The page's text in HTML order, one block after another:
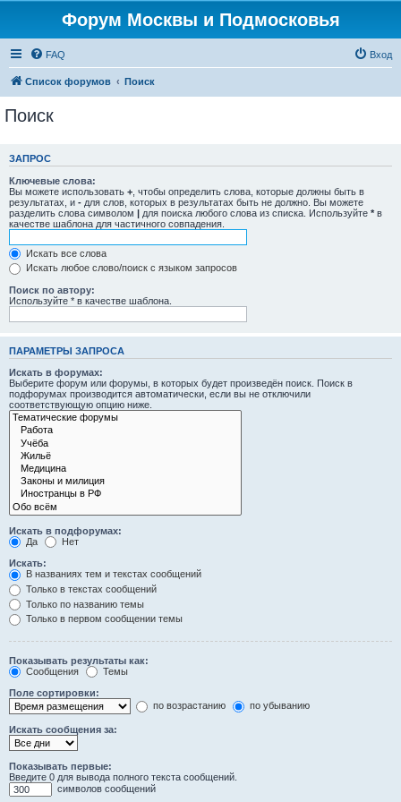
Форум Москвы и Подмосковья
FAQ Вход
Список форумов Поиск
Поиск
ЗАПРОС
Ключевые слова:
Вы можете использовать + , чтобы определить слова, которые должны быть в
результатах, и - для слов, которых в результатах быть не должно. Вы можете
разделить слова символом | для поиска любого слова из списка. Используйте * в
качестве шаблона для частичного совпадения.
Искать все слова
Искать любое слово/поиск с языком запросов
Поиск по автору:
Используйте * в качестве шаблона.
ПАРАМЕТРЫ ЗАПРОСА
Искать в форумах:
Выберите форум или форумы, в которых будет произведён поиск. Поиск в
подфорумах производится автоматически, если вы не отключили
соответствующую опцию ниже.
Искать в подфорумах:
Да
Нет
Искать:
В названиях тем и текстах сообщений
Только в текстах сообщений
Только по названию темы
Только в первом сообщении темы
Показывать результаты как:
Сообщения
Темы
Поле сортировки:
по возрастанию
по убыванию
Искать сообщения за:
Показывать первые:
Введите 0 для вывода полного текста сообщений.
символов сообщений